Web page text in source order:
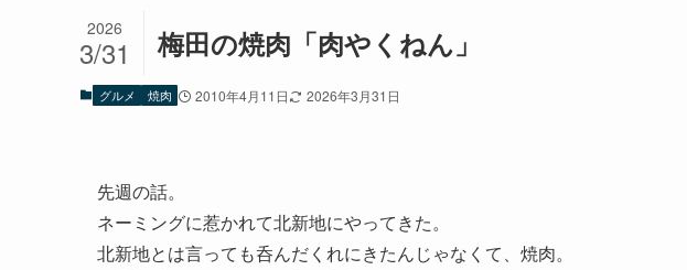
梅田の焼肉「肉やくねん」
2026
3/31
グルメ 焼肉 2010年4月11日 2026年3月31日
先週の話。
ネーミングに惹かれて北新地にやってきた。
北新地とは言っても呑んだくれにきたんじゃなくて、焼肉。